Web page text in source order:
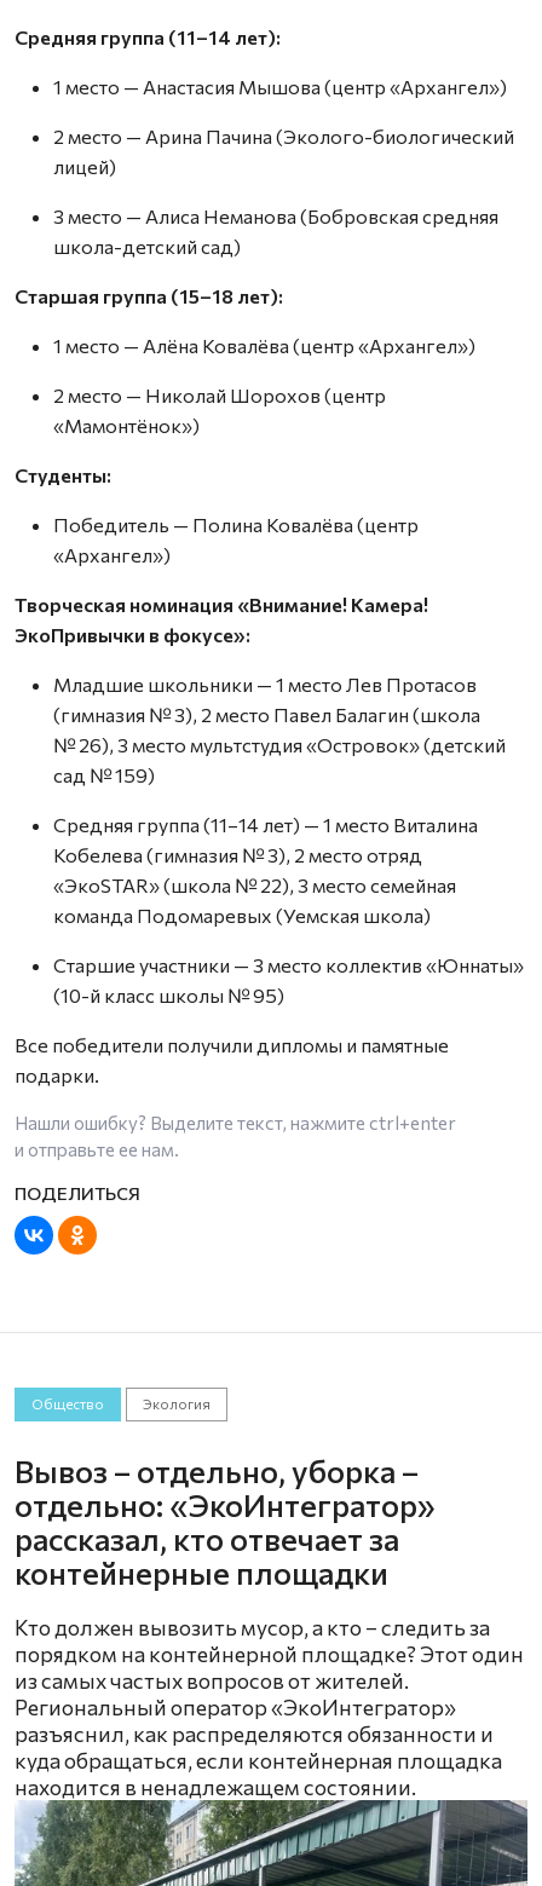
Средняя группа (11–14 лет):
1 место — Анастасия Мышова (центр «Архангел»)
2 место — Арина Пачина (Эколого-биологический
лицей)
3 место — Алиса Неманова (Бобровская средняя
школа-детский сад)
Старшая группа (15–18 лет):
1 место — Алёна Ковалёва (центр «Архангел»)
2 место — Николай Шорохов (центр
«Мамонтёнок»)
Студенты:
Победитель — Полина Ковалёва (центр
«Архангел»)
Творческая номинация «Внимание! Камера!
ЭкоПривычки в фокусе»:
Младшие школьники — 1 место Лев Протасов
(гимназия № 3), 2 место Павел Балагин (школа
№ 26), 3 место мультстудия «Островок» (детский
сад № 159)
Средняя группа (11–14 лет) — 1 место Виталина
Кобелева (гимназия № 3), 2 место отряд
«ЭкоSTAR» (школа № 22), 3 место семейная
команда Подомаревых (Уемская школа)
Старшие участники — 3 место коллектив «Юннаты»
(10-й класс школы № 95)
Все победители получили дипломы и памятные
подарки.
Нашли ошибку? Выделите текст, нажмите ctrl+enter
и отправьте ее нам.
Общество Экология
Вывоз – отдельно, уборка –
отдельно: «ЭкоИнтегратор»
рассказал, кто отвечает за
контейнерные площадки
Кто должен вывозить мусор, а кто – следить за
порядком на контейнерной площадке? Этот один
из самых частых вопросов от жителей.
Региональный оператор «ЭкоИнтегратор»
разъяснил, как распределяются обязанности и
куда обращаться, если контейнерная площадка
находится в ненадлежащем состоянии.